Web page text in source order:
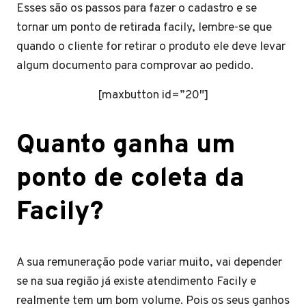
Esses são os passos para fazer o cadastro e se
tornar um ponto de retirada facily, lembre-se que
quando o cliente for retirar o produto ele deve levar
algum documento para comprovar ao pedido.
[maxbutton id=”20″]
Quanto ganha um
ponto de coleta da
Facily?
A sua remuneração pode variar muito, vai depender
se na sua região já existe atendimento Facily e
realmente tem um bom volume. Pois os seus ganhos